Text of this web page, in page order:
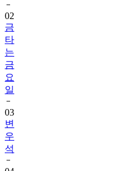
02
금
타
는
금
요
일
03
변
우
석